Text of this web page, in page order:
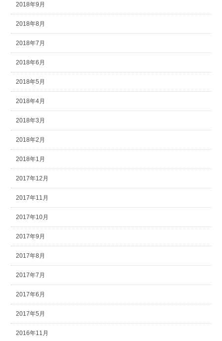
2018年9月
2018年8月
2018年7月
2018年6月
2018年5月
2018年4月
2018年3月
2018年2月
2018年1月
2017年12月
2017年11月
2017年10月
2017年9月
2017年8月
2017年7月
2017年6月
2017年5月
2016年11月